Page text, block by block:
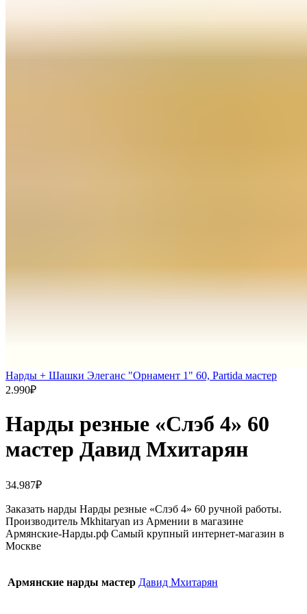
Нарды + Шашки Элеганс "Орнамент 1" 60, Partida мастер
2.990₽
Нарды резные «Слэб 4» 60
мастер Давид Мхитарян
34.987₽
Заказать нарды Нарды резные «Слэб 4» 60 ручной работы.
Производитель Mkhitaryan из Армении в магазине
Армянские-Нарды.рф Самый крупный интернет-магазин в
Москве
Армянские нарды мастер Давид Мхитарян